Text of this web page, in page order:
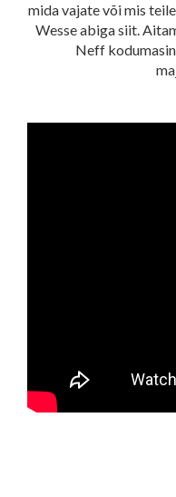
mida vajate või mis
Wesse abiga siit.
Neff